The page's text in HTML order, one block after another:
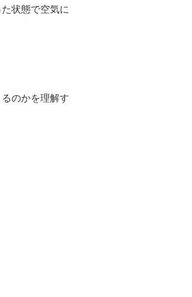
状態で空気に
のかを理解す